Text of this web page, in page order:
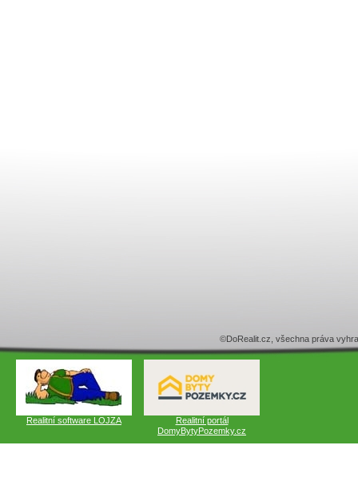
©DoRealit.cz, všechna práva
Realitní software LOJZA
Realitní portál
DomyBytyPozemky.cz